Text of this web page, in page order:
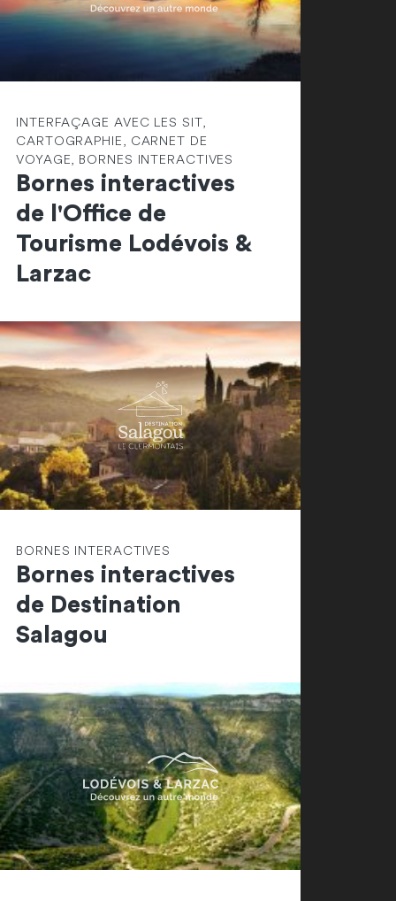
INTERFAÇAGE AVEC LES SIT,
CARTOGRAPHIE, CARNET DE
VOYAGE, BORNES INTERACTIVES
Bornes interactives
de l'Office de
Tourisme Lodévois &
Larzac
BORNES INTERACTIVES
Bornes interactives
de Destination
Salagou